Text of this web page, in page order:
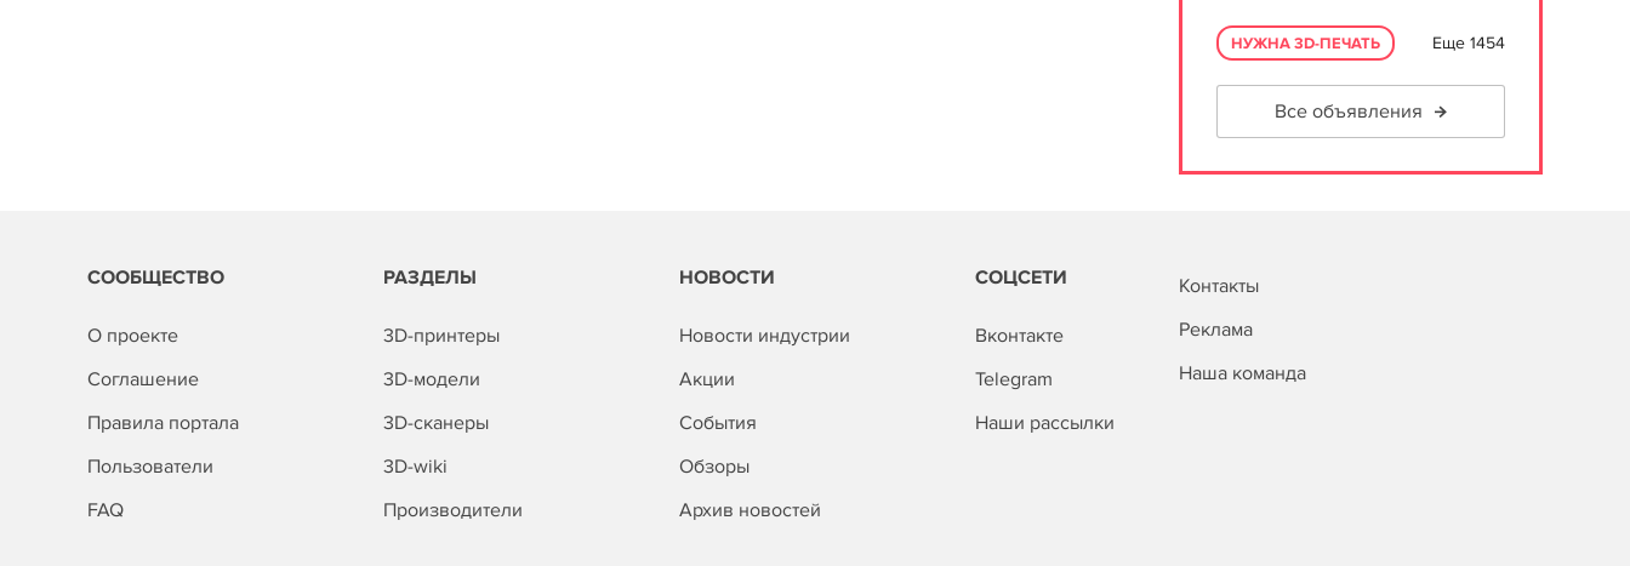
НУЖНА 3D-ПЕЧАТЬ Еще 1454
Все объявления
СООБЩЕСТВО
О проекте
Соглашение
Правила портала
Пользователи
FAQ
РАЗДЕЛЫ
3D-принтеры
3D-модели
3D-сканеры
3D-wiki
Производители
НОВОСТИ
Новости индустрии
Акции
События
Обзоры
Архив новостей
СОЦСЕТИ
Вконтакте
Telegram
Наши рассылки
Контакты
Реклама
Наша команда